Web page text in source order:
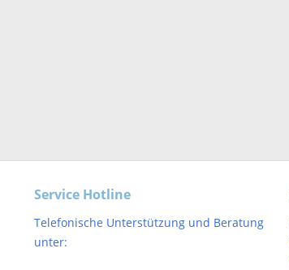
Service Hotline
Telefonische Unterstützung und Beratung
unter: